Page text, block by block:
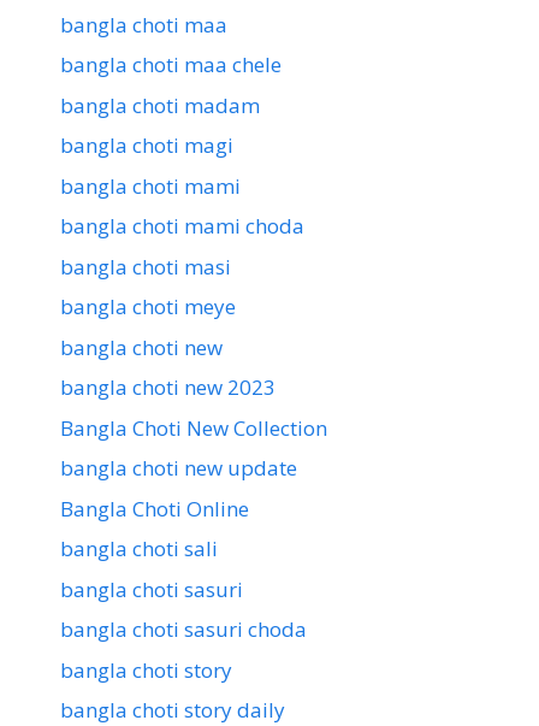
bangla choti maa
bangla choti maa chele
bangla choti madam
bangla choti magi
bangla choti mami
bangla choti mami choda
bangla choti masi
bangla choti meye
bangla choti new
bangla choti new 2023
Bangla Choti New Collection
bangla choti new update
Bangla Choti Online
bangla choti sali
bangla choti sasuri
bangla choti sasuri choda
bangla choti story
bangla choti story daily